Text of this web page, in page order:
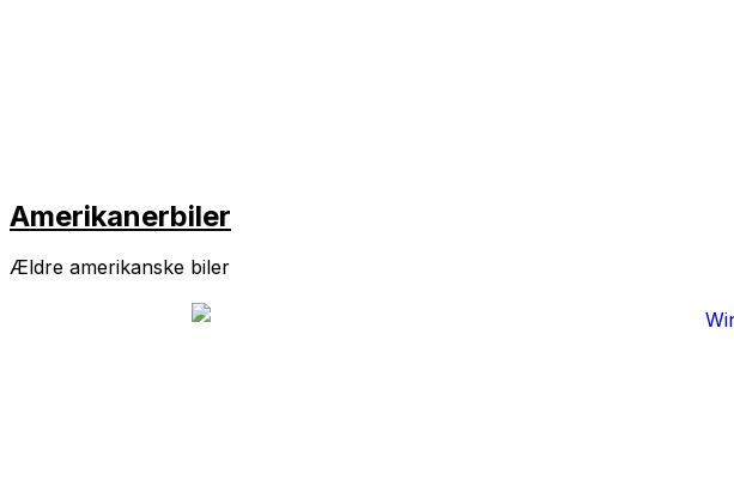
Amerikanerbiler
Ældre amerikanske biler